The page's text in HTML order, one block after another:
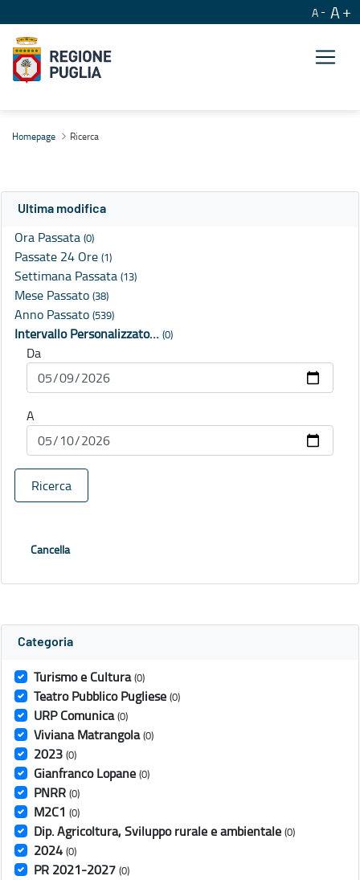
A A
Homepage Ricerca
Ultima modifica
Ora Passata (0)
Passate 24 Ore (1)
Settimana Passata (13)
Mese Passato (38)
Anno Passato (539)
Intervallo Personalizzato… (0)
Da
A
Ricerca
Cancella
Categoria
Turismo e Cultura (0)
Teatro Pubblico Pugliese (0)
URP Comunica (0)
Viviana Matrangola (0)
2023 (0)
Gianfranco Lopane (0)
PNRR (0)
M2C1 (0)
Dip. Agricoltura, Sviluppo rurale e ambientale (0)
2024 (0)
PR 2021-2027 (0)